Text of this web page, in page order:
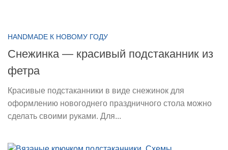
HANDMADE К НОВОМУ ГОДУ
Снежинка — красивый подстаканник из
фетра
Красивые подстаканники в виде снежинок для
оформлению новогоднего праздничного стола можно
сделать своими руками. Для...